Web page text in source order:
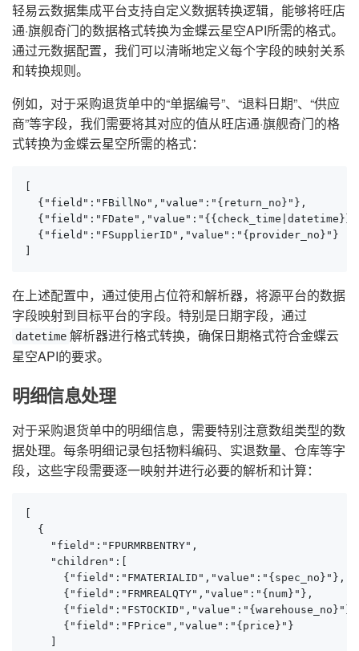
轻易云数据集成平台支持自定义数据转换逻辑，能够将旺店
通·旗舰奇门的数据格式转换为金蝶云星空API所需的格式。
通过元数据配置，我们可以清晰地定义每个字段的映射关系
和转换规则。
例如，对于采购退货单中的“单据编号”、“退料日期”、“供应
商”等字段，我们需要将其对应的值从旺店通·旗舰奇门的格
式转换为金蝶云星空所需的格式：
  {"field":"FBillNo","value":"{return_no}"},
  {"field":"FSupplierID","value":"{provider_no}"}
在上述配置中，通过使用占位符和解析器，将源平台的数据
字段映射到目标平台的字段。特别是日期字段，通过
datetime 解析器进行格式转换，确保日期格式符合金蝶云
星空API的要求。
明细信息处理
对于采购退货单中的明细信息，需要特别注意数组类型的数
据处理。每条明细记录包括物料编码、实退数量、仓库等字
段，这些字段需要逐一映射并进行必要的解析和计算：
  {
    "field":"FPURMRBENTRY",
    "children":[
      {"field":"FMATERIALID","value":"{spec_no}"},
      {"field":"FRMREALQTY","value":"{num}"},
      {"field":"FSTOCKID","value":"{warehouse_no}"},
      {"field":"FPrice","value":"{price}"}